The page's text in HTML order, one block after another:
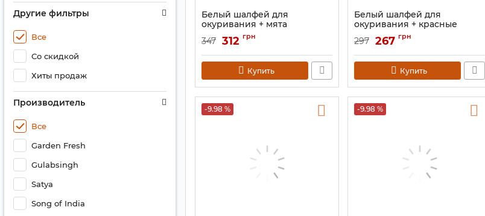
Другие фильтры
Все
Со скидкой
Хиты продаж
Производитель
Все
Garden Fresh
Gulabsingh
Satya
Song of India
Белый шалфей для
окуривания + мята
Артикул: 9131118
347 312 грн
Купить
Белый шалфей для
окуривания + красные
лепестки роз
Артикул: 9131109
297 267 грн
Купить
-9.98 % -9.98 %